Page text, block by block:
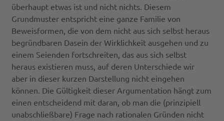
überhaupt etwas ist und nicht nichts. Diesem
Grundmuster entspricht eine ganze Familie von
Beweisformen, die von dem nicht aus sich selbst heraus
begründbaren Dasein der Wirklichkeit ausgehen und zu
einem Seienden fortschreiten, das aus sich selbst
heraus existieren muss, auf deren Unterschiede wir
aber in dieser kurzen Darstellung nicht eingehen
können. Die Gültigkeit dieser Argumentation hängt zum
einen entscheidend mit daran, ob man die (prinzipiell
unabschließbare) Frage nach rationalen Gründen nicht